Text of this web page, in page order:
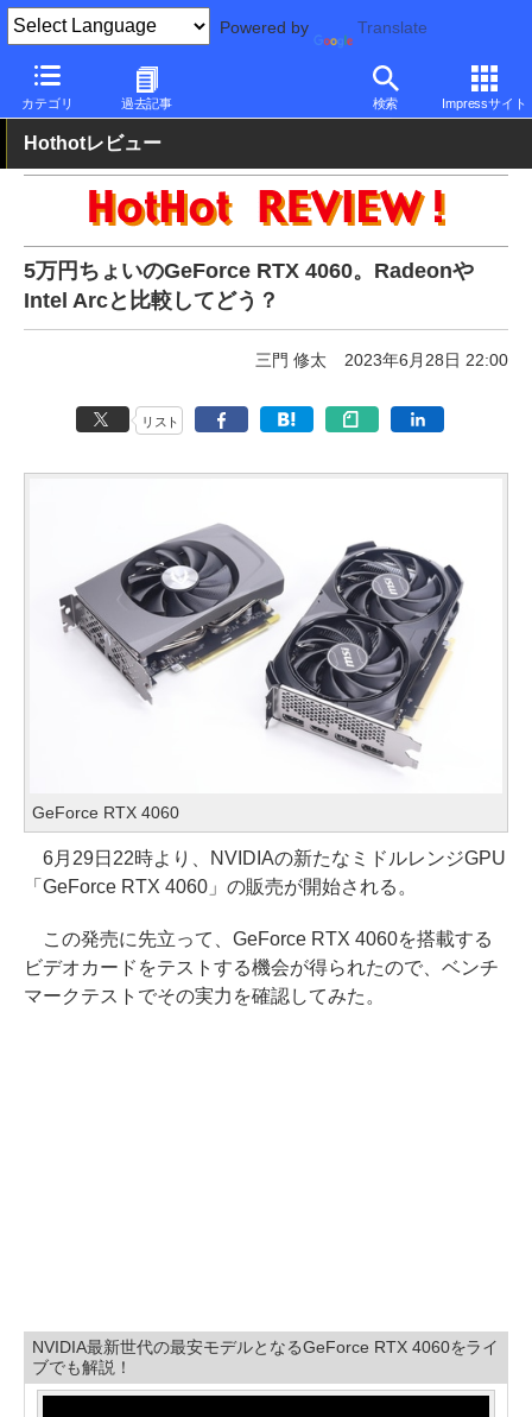
Powered by Translate
カテゴリ 過去記事 検索 Impressサイト
PC Watch 半導体/周辺機器 GeForce
Hothotレビュー
5万円ちょいのGeForce RTX 4060。Radeonや
Intel Arcと比較してどう？
三門 修太 2023年6月28日 22:00
リスト
GeForce RTX 4060
6月29日22時より、NVIDIAの新たなミドルレンジGPU
「GeForce RTX 4060」の販売が開始される。
この発売に先立って、GeForce RTX 4060を搭載する
ビデオカードをテストする機会が得られたので、ベンチ
マークテストでその実力を確認してみた。
NVIDIA最新世代の最安モデルとなるGeForce RTX 4060をライ
ブでも解説！